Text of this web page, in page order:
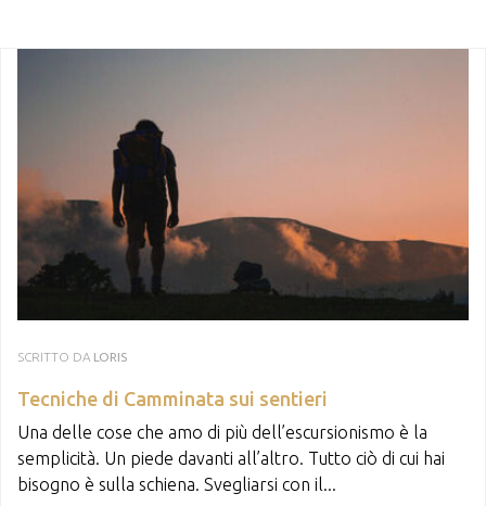
SCRITTO DA LORIS
Tecniche di Camminata sui sentieri
Una delle cose che amo di più dell’escursionismo è la
semplicità. Un piede davanti all’altro. Tutto ciò di cui hai
bisogno è sulla schiena. Svegliarsi con il...